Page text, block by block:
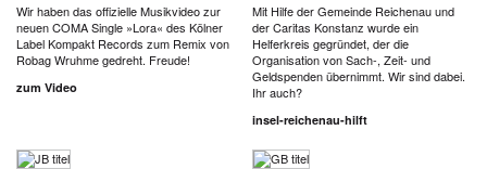
Wir haben das offizielle Musikvideo zur
neuen COMA Single »Lora« des Kölner
Label Kompakt Records zum Remix von
Robag Wruhme gedreht. Freude!
zum Video
Mit Hilfe der Gemeinde Reichenau und
der Caritas Konstanz wurde ein
Helferkreis gegründet, der die
Organisation von Sach-, Zeit- und
Geldspenden übernimmt. Wir sind dabei.
Ihr auch?
insel-reichenau-hilft